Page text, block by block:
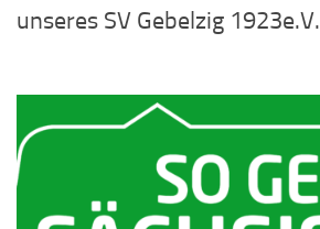
unseres SV Gebelzig 1923e.V.